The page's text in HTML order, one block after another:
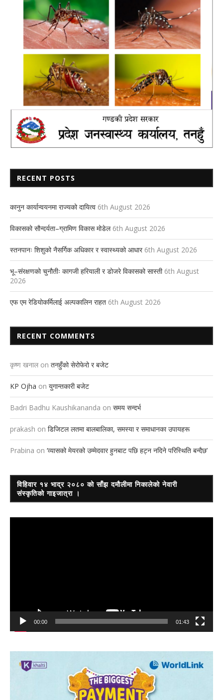
RECENT POSTS
कानुन कार्यान्वयनमा राज्यको दायित्व 6th August 2026
विकासको सौन्दर्यता–ग्रामिण विकास मोडेल 6th August 2026
स्तनपानः शिशुको नैसर्गिक अधिकार र स्वास्थ्यको आधार 6th August 2026
भू–संरक्षणको चुनौतीः कागजी हरियाली र डोजरे विकासको सास्ती 6th August
2026
एफ एम रेडियोकर्मिलाई अल्पकालिन राहत 6th August 2026
RECENT COMMENTS
कृष्ण खनाल on तनहुँको सेरोफेरो र बजेट
KP Ojha on युगान्तकारी बजेट
Badri Badhu Kaushikananda on समय सन्दर्भ
prakash on डिजिटल लतमा बालबालिका, समस्या र समाधानका उपायहरू
Prabina on ‘व्यासको मेयरको उम्मेदवार हुनबाट पछि हट्न नदिने परिस्थिति बन्दैछ’
विहिवार १४ भाद्र २०८० को साँझ दमौलीमा निकालेको नेवारी
संस्कृतिको गाइजात्रा ।
00:00 01:43